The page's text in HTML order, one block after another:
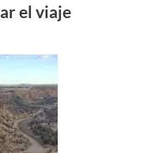
el viaje